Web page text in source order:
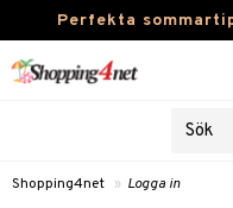
Perfekta
Kontaktlinser
Shopping4net » Logga in